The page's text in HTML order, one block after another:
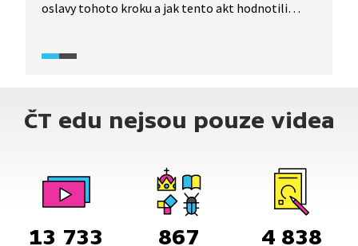
oslavy tohoto kroku a jak tento akt hodnotili
ČT edu nejsou pouze videa
13 733 867 4 838